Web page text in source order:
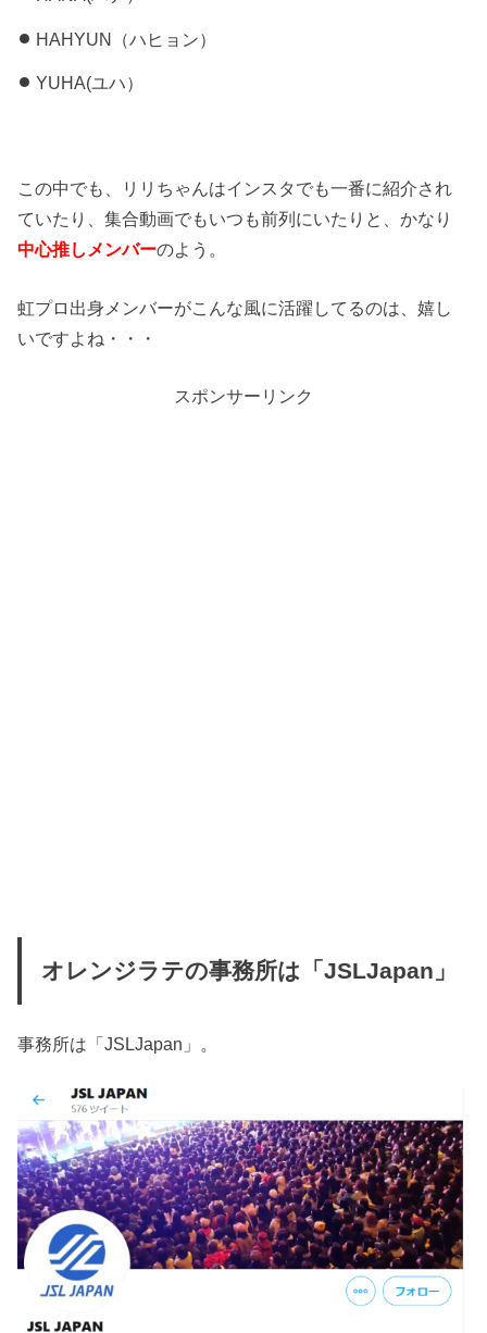
HAHYUN（ハヒョン）
YUHA(ユハ）
この中でも、リリちゃんはインスタでも一番に紹介され
ていたり、集合動画でもいつも前列にいたりと、かなり
中心推しメンバーのよう。
虹プロ出身メンバーがこんな風に活躍してるのは、嬉し
いですよね・・・
スポンサーリンク
オレンジラテの事務所は「JSLJapan」
事務所は「JSLJapan」。